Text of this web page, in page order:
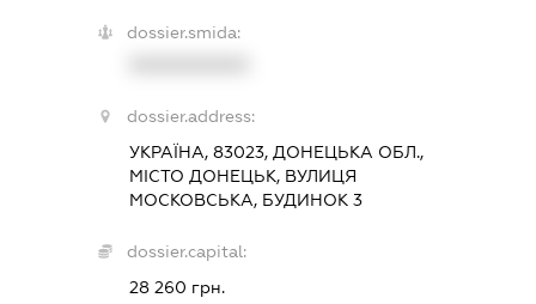
dossier.smida:
dossier.address:
УКРАЇНА, 83023, ДОНЕЦЬКА ОБЛ.,
МІСТО ДОНЕЦЬК, ВУЛИЦЯ
МОСКОВСЬКА, БУДИНОК 3
dossier.capital:
28 260 грн.